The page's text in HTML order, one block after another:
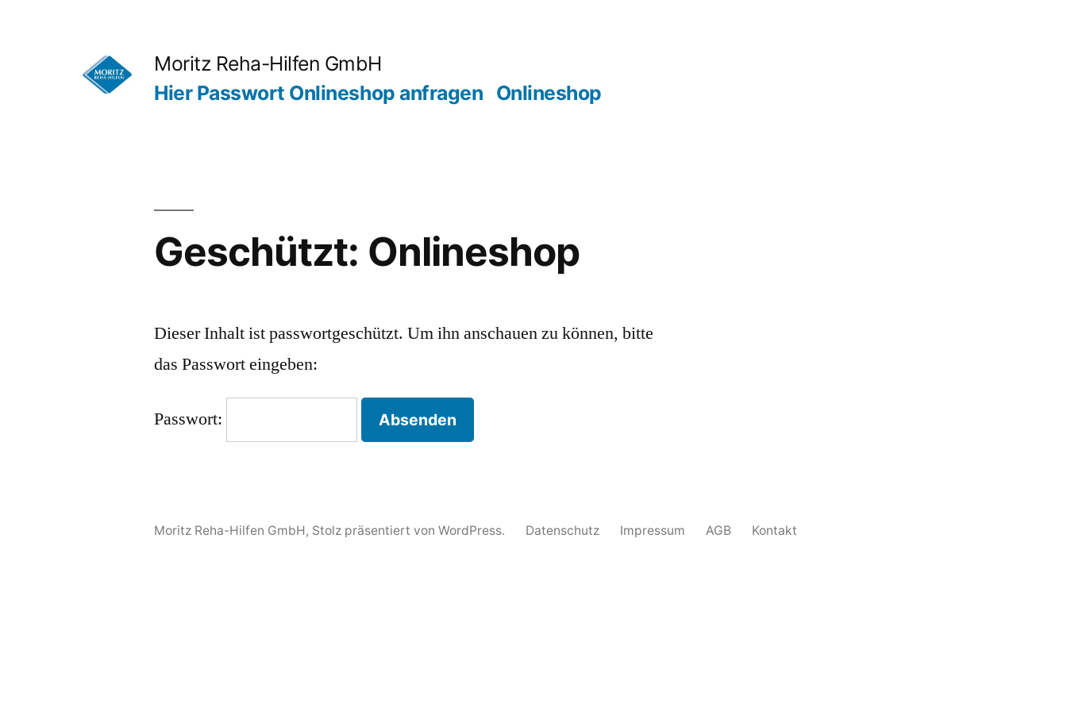
Moritz Reha-Hilfen GmbH
Hier Passwort Onlineshop anfragen Onlineshop
Geschützt: Onlineshop
Dieser Inhalt ist passwortgeschützt. Um ihn anschauen zu können, bitte
das Passwort eingeben:
Passwort:
Moritz Reha-Hilfen GmbH, Stolz präsentiert von WordPress. Datenschutz Impressum AGB Kontakt